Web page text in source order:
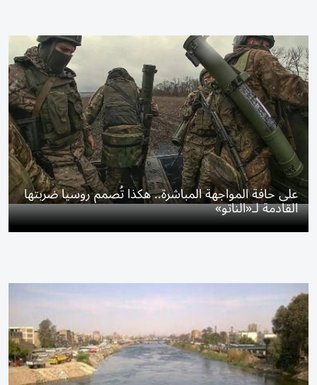
على حافة المواجهة المباشرة.. هكذا تُصمم روسيا ضربتها
القادمة لـ«الناتو»